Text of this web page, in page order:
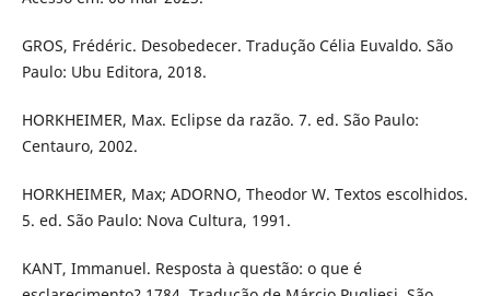
GROS, Frédéric. Desobedecer. Tradução Célia Euvaldo. São
Paulo: Ubu Editora, 2018.
HORKHEIMER, Max. Eclipse da razão. 7. ed. São Paulo:
Centauro, 2002.
HORKHEIMER, Max; ADORNO, Theodor W. Textos escolhidos.
5. ed. São Paulo: Nova Cultura, 1991.
KANT, Immanuel. Resposta à questão: o que é